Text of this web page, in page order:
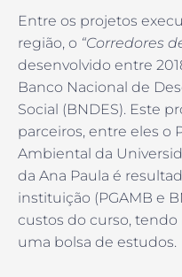
Entre os projetos
região, o “Corredores
desenvolvido entre
Banco Nacional de
Social (BNDES). Este
parceiros, entre eles o
Ambiental da
da Ana Paula é
instituição (PGAMB e
custos do curso, tendo
uma bolsa de estudos.